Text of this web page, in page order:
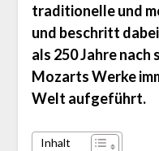
traditionelle und
und beschritt
als 250 Jahre
Mozarts Werke
Welt aufgeführt.
Inhalt